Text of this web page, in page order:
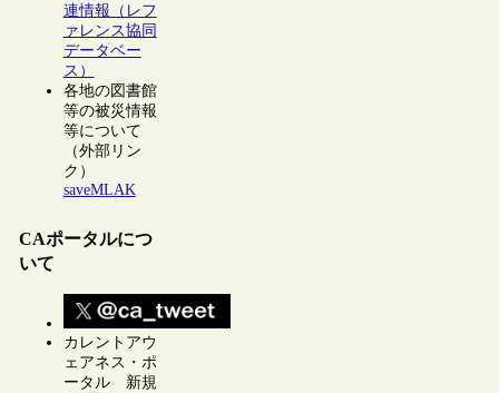
連情報（レフ
ァレンス協同
データベー
ス）
各地の図書館
等の被災情報
等について
（外部リン
ク）
saveMLAK
CAポータルにつ
いて
カレントアウ
ェアネス・ポ
ータル 新規